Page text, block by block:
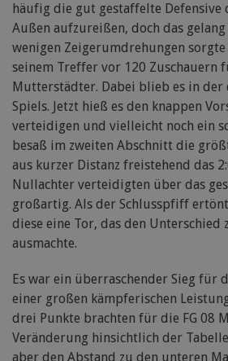
häufig die gut gestaffelte Defensive
Außen aufzureißen, doch das
wenigen Zeigerumdrehungen
seinem Treffer vor 120 Zuschauern
Mutterstädter. Dabei blieb es in der
Spiels. Jetzt hieß es den knappen
verteidigen und vielleicht noch ein
besaß im zweiten Abschnitt die
aus kurzer Distanz freistehend das
Nullachter verteidigten über das
großartig. Als der Schlusspfiff
diese eine Tor, das den Unterschied
ausmachte.
Es war ein überraschender Sieg für
einer großen kämpferischen
drei Punkte brachten für die FG 08
Veränderung hinsichtlich der
aber den Abstand zu den unteren